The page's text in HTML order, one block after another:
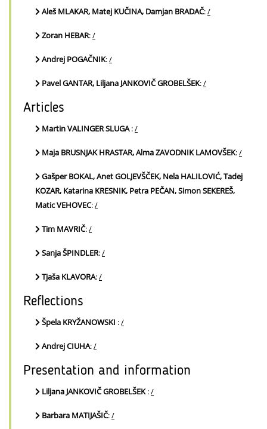
Aleš MLAKAR, Matej KUČINA, Damjan BRADAČ:/
Zoran HEBAR:/
Andrej POGAČNIK:/
Pavel GANTAR, Liljana JANKOVIČ GROBELŠEK:/
Articles
Martin VALINGER SLUGA:/
Maja BRUSNJAK HRASTAR, Alma ZAVODNIK LAMOVŠEK:/
Gašper BOKAL, Anet GOLJEVŠČEK, Nela HALILOVIĆ, Tadej
KOZAR, Katarina KRESNIK, Petra PEČAN, Simon SEKEREŠ,
Matic VEHOVEC:/
Tim MAVRIČ:/
Sanja ŠPINDLER:/
Tjaša KLAVORA:/
Reflections
Špela KRYŽANOWSKI :/
Andrej CIUHA:/
Presentation and information
Liljana JANKOVIČ GROBELŠEK:/
Barbara MATIJAŠIČ:/